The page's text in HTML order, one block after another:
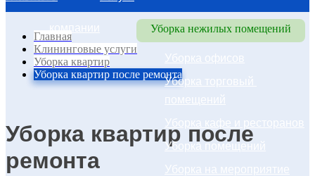
компании Уборка нежилых помещений
Уборка офисов
Уборка торговый
помещений
Уборка кафе и ресторанов
Уборка помещений
Уборка на мероприятие
Главная
Клининговые услуги
Уборка квартир
Уборка квартир после ремонта
Уборка квартир после
ремонта